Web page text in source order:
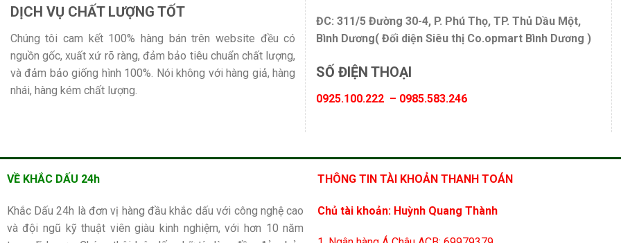
DỊCH VỤ CHẤT LƯỢNG TỐT
Chúng tôi cam kết 100% hàng bán trên website đều có
nguồn gốc, xuất xứ rõ ràng, đảm bảo tiêu chuẩn chất lượng,
và đảm bảo giống hình 100%. Nói không với hàng giả, hàng
nhái, hàng kém chất lượng.
ĐC: 311/5 Đường 30-4, P. Phú Thọ, TP. Thủ Dầu Một,
Bình Dương( Đối diện Siêu thị Co.opmart Bình Dương )
SỐ ĐIỆN THOẠI
0925.100.222 – 0985.583.246
VỀ KHẮC DẤU 24h
Khắc Dấu 24h là đơn vị hàng đầu khắc dấu với công nghệ cao
và đội ngũ kỹ thuật viên giàu kinh nghiệm, với hơn 10 năm
THÔNG TIN TÀI KHOẢN THANH TOÁN
Chủ tài khoản: Huỳnh Quang Thành